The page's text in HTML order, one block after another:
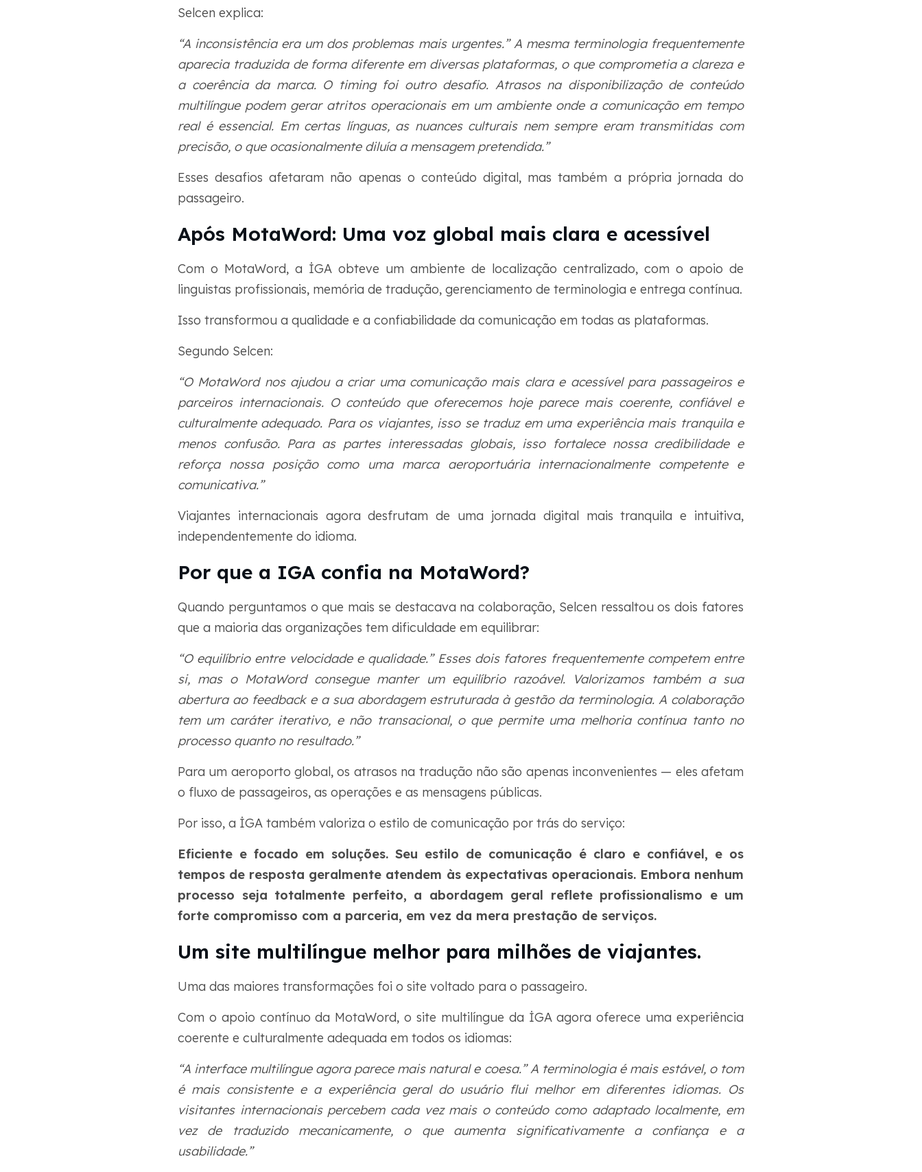
Selcen explica:
“A inconsistência era um dos problemas mais urgentes.” A mesma terminologia frequentemente
aparecia traduzida de forma diferente em diversas plataformas, o que comprometia a clareza e
a coerência da marca. O timing foi outro desafio. Atrasos na disponibilização de conteúdo
multilíngue podem gerar atritos operacionais em um ambiente onde a comunicação em tempo
real é essencial. Em certas línguas, as nuances culturais nem sempre eram transmitidas com
precisão, o que ocasionalmente diluía a mensagem pretendida.”
Esses desafios afetaram não apenas o conteúdo digital, mas também a própria jornada do
passageiro.
Após MotaWord: Uma voz global mais clara e acessível
Com o MotaWord, a İGA obteve um ambiente de localização centralizado, com o apoio de
linguistas profissionais, memória de tradução, gerenciamento de terminologia e entrega contínua.
Isso transformou a qualidade e a confiabilidade da comunicação em todas as plataformas.
Segundo Selcen:
“O MotaWord nos ajudou a criar uma comunicação mais clara e acessível para passageiros e
parceiros internacionais. O conteúdo que oferecemos hoje parece mais coerente, confiável e
culturalmente adequado. Para os viajantes, isso se traduz em uma experiência mais tranquila e
menos confusão. Para as partes interessadas globais, isso fortalece nossa credibilidade e
reforça nossa posição como uma marca aeroportuária internacionalmente competente e
comunicativa.”
Viajantes internacionais agora desfrutam de uma jornada digital mais tranquila e intuitiva,
independentemente do idioma.
Por que a IGA confia na MotaWord?
Quando perguntamos o que mais se destacava na colaboração, Selcen ressaltou os dois fatores
que a maioria das organizações tem dificuldade em equilibrar:
“O equilíbrio entre velocidade e qualidade.” Esses dois fatores frequentemente competem entre
si, mas o MotaWord consegue manter um equilíbrio razoável. Valorizamos também a sua
abertura ao feedback e a sua abordagem estruturada à gestão da terminologia. A colaboração
tem um caráter iterativo, e não transacional, o que permite uma melhoria contínua tanto no
processo quanto no resultado.”
Para um aeroporto global, os atrasos na tradução não são apenas inconvenientes — eles afetam
o fluxo de passageiros, as operações e as mensagens públicas.
Por isso, a İGA também valoriza o estilo de comunicação por trás do serviço:
Eficiente e focado em soluções. Seu estilo de comunicação é claro e confiável, e os
tempos de resposta geralmente atendem às expectativas operacionais. Embora nenhum
processo seja totalmente perfeito, a abordagem geral reflete profissionalismo e um
forte compromisso com a parceria, em vez da mera prestação de serviços.
Um site multilíngue melhor para milhões de viajantes.
Uma das maiores transformações foi o site voltado para o passageiro.
Com o apoio contínuo da MotaWord, o site multilíngue da İGA agora oferece uma experiência
coerente e culturalmente adequada em todos os idiomas:
“A interface multilíngue agora parece mais natural e coesa.” A terminologia é mais estável, o tom
é mais consistente e a experiência geral do usuário flui melhor em diferentes idiomas. Os
visitantes internacionais percebem cada vez mais o conteúdo como adaptado localmente, em
vez de traduzido mecanicamente, o que aumenta significativamente a confiança e a
usabilidade.”